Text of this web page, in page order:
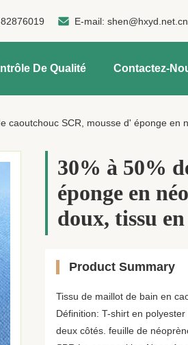
E-mail:shen@hxyd.net.cn
De Qualité Contactez-
caoutchouc SCR, mousse d' éponge en
30% à 50%
éponge en
doux, tissu
Product Summary
Tissu de maillot de bain en
Définition: T-shirt en
deux côtés. feuille de